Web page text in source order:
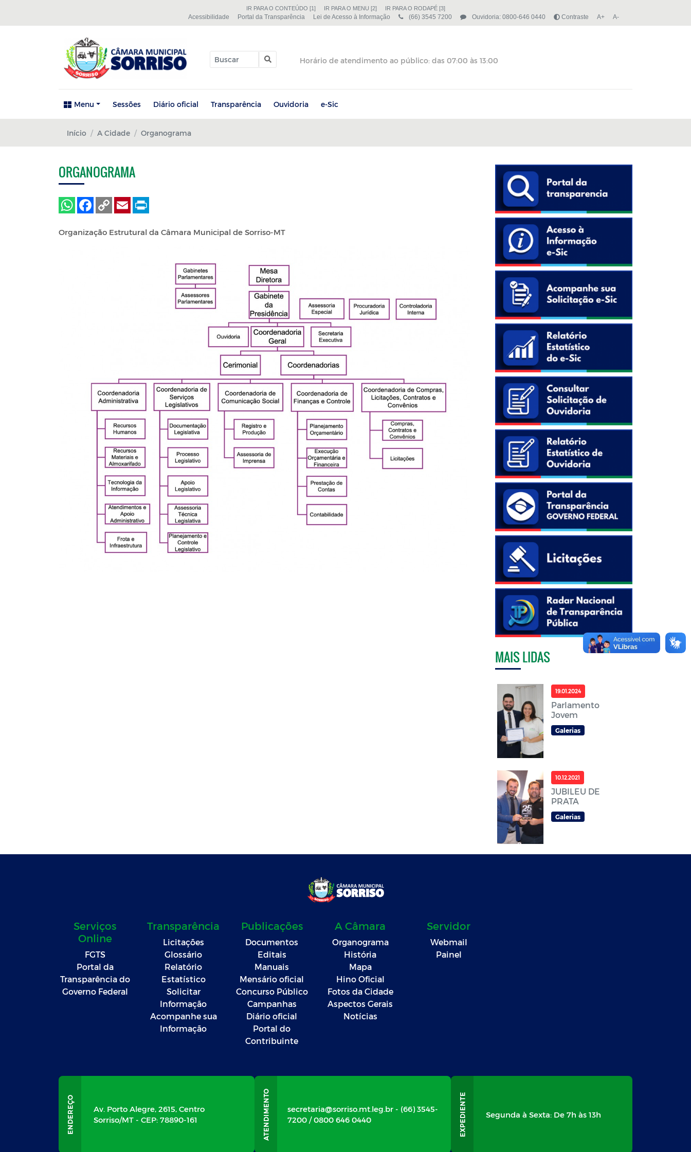
IR PARA O CONTEÚDO [1] IR PARA O MENU [2] IR PARA O RODAPÉ [3]
Acessibilidade Portal da Transparência Lei de Acesso à Informação (66) 3545 7200 Ouvidoria: 0800-646 0440 Contraste A+ A-
Menu Sessões Diário oficial Transparência Ouvidoria e-Sic
Início A Cidade Organograma
ORGANOGRAMA
Organização Estrutural da Câmara Municipal de Sorriso-MT
MAIS LIDAS
19.01.2024
Parlamento
Jovem
Galerias
10.12.2021
JUBILEU DE
PRATA
Galerias
Serviços
Online
FGTS
Portal da
Transparência do
Governo Federal
Transparência
Licitações
Glossário
Relatório
Estatístico
Solicitar
Informação
Acompanhe sua
Informação
Publicações
Documentos
Editais
Manuais
Mensário oficial
Concurso Público
Campanhas
Diário oficial
Portal do
Contribuinte
A Câmara
Organograma
História
Mapa
Hino Oficial
Fotos da Cidade
Aspectos Gerais
Notícias
Servidor
Webmail
Painel
Av. Porto Alegre, 2615, Centro
Sorriso/MT - CEP: 78890-161
secretaria@sorriso.mt.leg.br - (66) 3545-
7200 / 0800 646 0440
Segunda à Sexta: De 7h às 13h